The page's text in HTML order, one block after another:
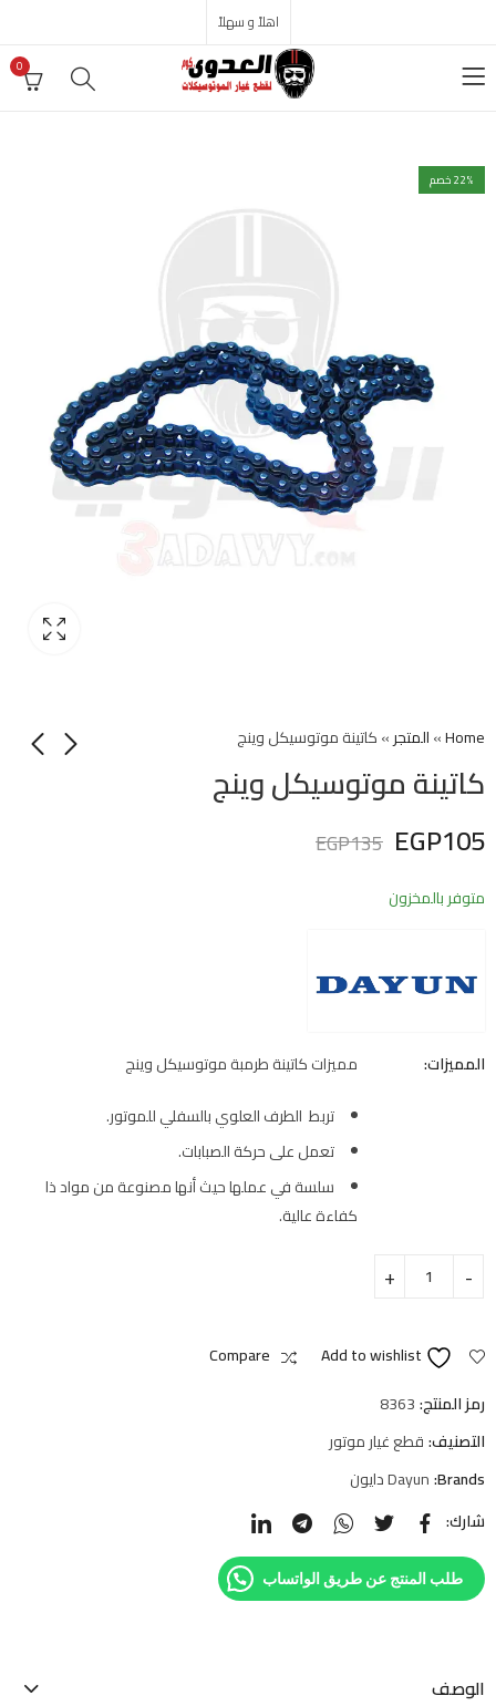
اهلاً و سهلاً
0
22% خصم
Home
»المتجر»كاتينة موتوسيكل وينج
كاتينة موتوسيكل وينج
EGP105
EGP135
متوفر بالمخزون
المميزات:
مميزات كاتينة طرمبة موتوسيكل وينج
تربط الطرف العلوي بالسفلي للموتور.
تعمل على حركة الصبابات.
سلسة في عملها حيث أنها مصنوعة من مواد ذا
كفاءة عالية.
Add to wishlist
Compare
رمز المنتج:8363
التصنيف:قطع غيار موتور
Brands: Dayun دايون
شارك:
طلب المنتج عن طريق الواتساب
الوصف